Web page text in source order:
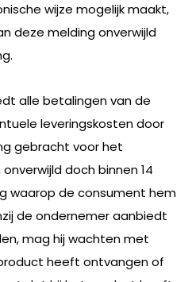
wijze mogelijk maakt,
deze melding onverwijld
alle betalingen van de
leveringskosten door
gebracht voor het
doch binnen 14
waarop de consument hem
de ondernemer aanbiedt
mag hij wachten met
heeft ontvangen of